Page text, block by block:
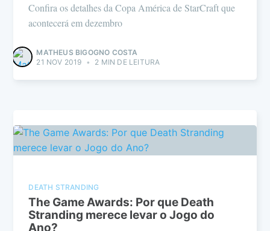
Confira os detalhes da Copa América de StarCraft que
acontecerá em dezembro
MATHEUS BIGOGNO COSTA
21 NOV 2019 • 2 MIN DE LEITURA
DEATH STRANDING
The Game Awards: Por que Death
Stranding merece levar o Jogo do
Ano?